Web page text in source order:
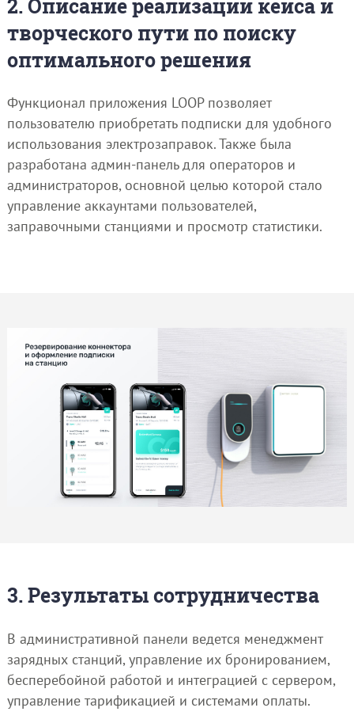
2. Описание реализации кейса и
творческого пути по поиску
оптимального решения
Функционал приложения LOOP позволяет
пользователю приобретать подписки для удобного
использования электрозаправок. Также была
разработана админ-панель для операторов и
администраторов, основной целью которой стало
управление аккаунтами пользователей,
заправочными станциями и просмотр статистики.
3. Результаты сотрудничества
В административной панели ведется менеджмент
зарядных станций, управление их бронированием,
бесперебойной работой и интеграцией с сервером,
управление тарификацией и системами оплаты.